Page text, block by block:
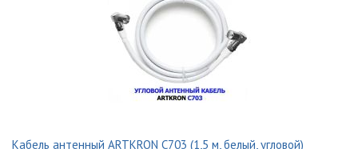
Кабель антенный ARTKRON C703 (1,5 м, белый, угловой)